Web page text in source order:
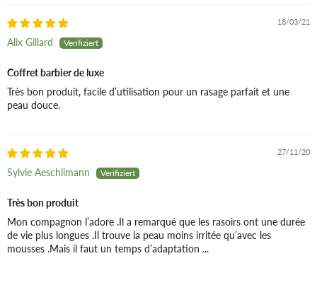
18/03/21
Alix Gillard
Coffret barbier de luxe
Très bon produit, facile d’utilisation pour un rasage parfait et une
peau douce.
27/11/20
Sylvie Aeschlimann
Très bon produit
Mon compagnon l’adore .Il a remarqué que les rasoirs ont une durée
de vie plus longues .Il trouve la peau moins irritée qu’avec les
mousses .Mais il faut un temps d’adaptation ...